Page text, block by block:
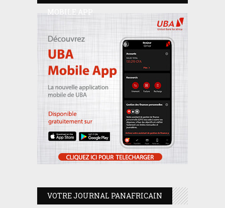
MOBILE APP
VOTRE JOURNAL PANAFRICAIN